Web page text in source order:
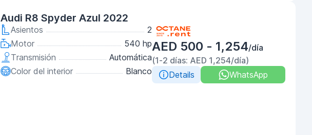
Audi R8 Spyder Azul 2022
Asientos
2
Motor
540 hp
Transmisión
Automática
Color del interior
Blanco
AED 500 - 1,254/día
(1-2 días: AED 1,254/día)
Details
WhatsApp